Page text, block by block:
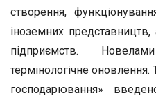
створення,
іноземних
підприємств.
термінологічне оновлення.
господарювання»